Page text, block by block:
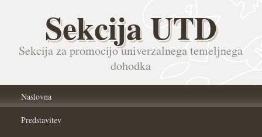
Sekcija UTD
Sekcija za promocijo univerzalnega temeljnega
dohodka
Naslovna
Predstavitev